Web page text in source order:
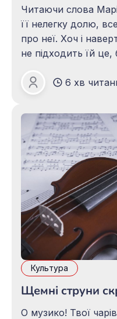
Читаючи слова
її нелегку долю,
про неї. Хоч і
не підходить їй це,
душі вона збирає у
його, щоб не
Зоя ПАЦАЛО
6 хв
Культура
Щемні струни
О музико! Твої